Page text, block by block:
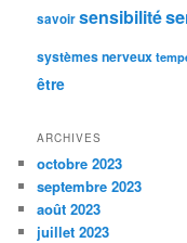
savoirsensibilité
systèmes nerveux
être
ARCHIVES
octobre 2023
septembre 2023
août 2023
juillet 2023